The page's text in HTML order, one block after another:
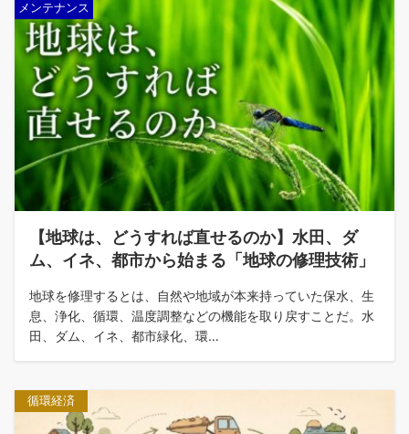
メンテナンス
【地球は、どうすれば直せるのか】水田、ダ
ム、イネ、都市から始まる「地球の修理技術」
地球を修理するとは、自然や地域が本来持っていた保水、生
息、浄化、循環、温度調整などの機能を取り戻すことだ。水
田、ダム、イネ、都市緑化、環…
循環経済